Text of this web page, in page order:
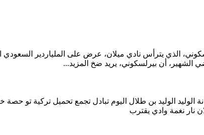
الذي يترأس نادي ميلان، عرض على الملياردير
الشهير، أن بيرلسكوني، يريد ضخ المزيد...
الوليد الوليد بن طلال اليوم تبادل تجمع تحميل تركية تو حصة
نار نغمة وادي يقترب